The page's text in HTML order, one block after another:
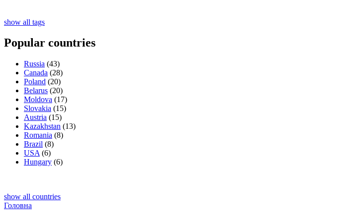
show all tags
Popular countries
Russia (43)
Canada (28)
Poland (20)
Belarus (20)
Moldova (17)
Slovakia (15)
Austria (15)
Kazakhstan (13)
Romania (8)
Brazil (8)
USA (6)
Hungary (6)
show all countries
Головна